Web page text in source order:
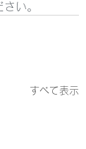
い。
すべて表示